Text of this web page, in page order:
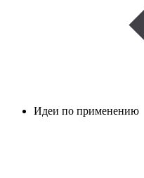
Идеи по применению